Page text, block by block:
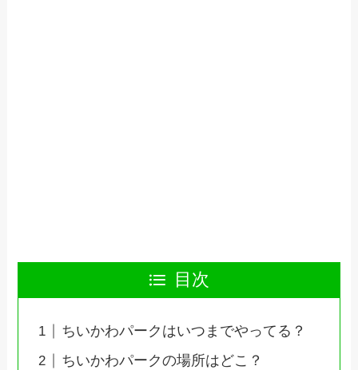
目次
ちいかわパークはいつまでやってる？
ちいかわパークの場所はどこ？